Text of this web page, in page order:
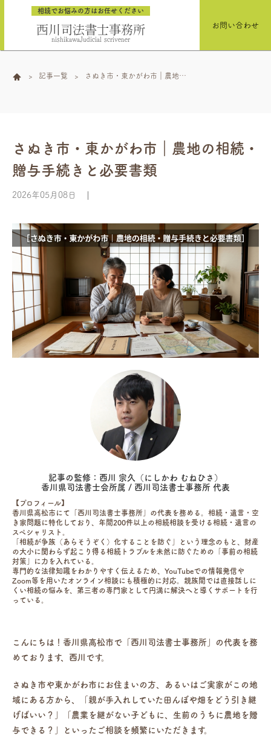
相続でお悩みの方はお任せください
西川司法書士事務所
nishikawaJudicial scrivener
お問い合わせ
記事一覧
さぬき市・東かがわ市｜農地の
さぬき市・東かがわ市｜農地の相続・
贈与手続きと必要書類
2026年05月08日
記事の監修：西川 宗久（にしかわ むねひさ）
香川県司法書士会所属 / 西川司法書士事務所 代表
【プロフィール】
香川県高松市にて「西川司法書士事務所」の代表を務める。相続・遺言・空
き家問題に特化しており、年間200件以上の相続相談を受ける相続・遺言の
スペシャリスト。
「相続が争族（あらそうぞく）化することを防ぐ」という理念のもと、財産
の大小に関わらず起こり得る相続トラブルを未然に防ぐための「事前の相続
対策」に力を入れている。
専門的な法律知識をわかりやすく伝えるため、YouTubeでの情報発信や
Zoom等を用いたオンライン相談にも積極的に対応。親族間では直接話しに
くい相続の悩みを、第三者の専門家として円満に解決へと導くサポートを行
っている。
こんにちは！香川県高松市で「西川司法書士事務所」の代表を務
めております、西川です。
さぬき市や東かがわ市にお住まいの方、あるいはご実家がこの地
域にある方から、「親が手入れしていた田んぼや畑をどう引き継
げばいい？」「農業を継がない子どもに、生前のうちに農地を贈
与できる？」といったご相談を頻繁にいただきます。